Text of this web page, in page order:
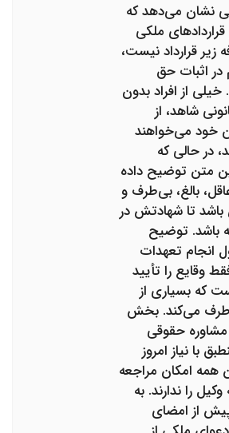
نشان می‌دهد که
ملکی
قرارداد نیست،
اثبات حق
از افراد بدون
شاهد، از
خود می‌خواهند
در حالی که
متن توضیح داده
بالغ، بی‌طرف و
باشد تا شهادتش در
باشد. توضیح
انجام تعهدات
وقایع را تأیید
که بسیاری از
می‌کند. بخش
حقوقی
با نیاز امروز
امکان مراجعه
را ندارند. به
پیش از امضای